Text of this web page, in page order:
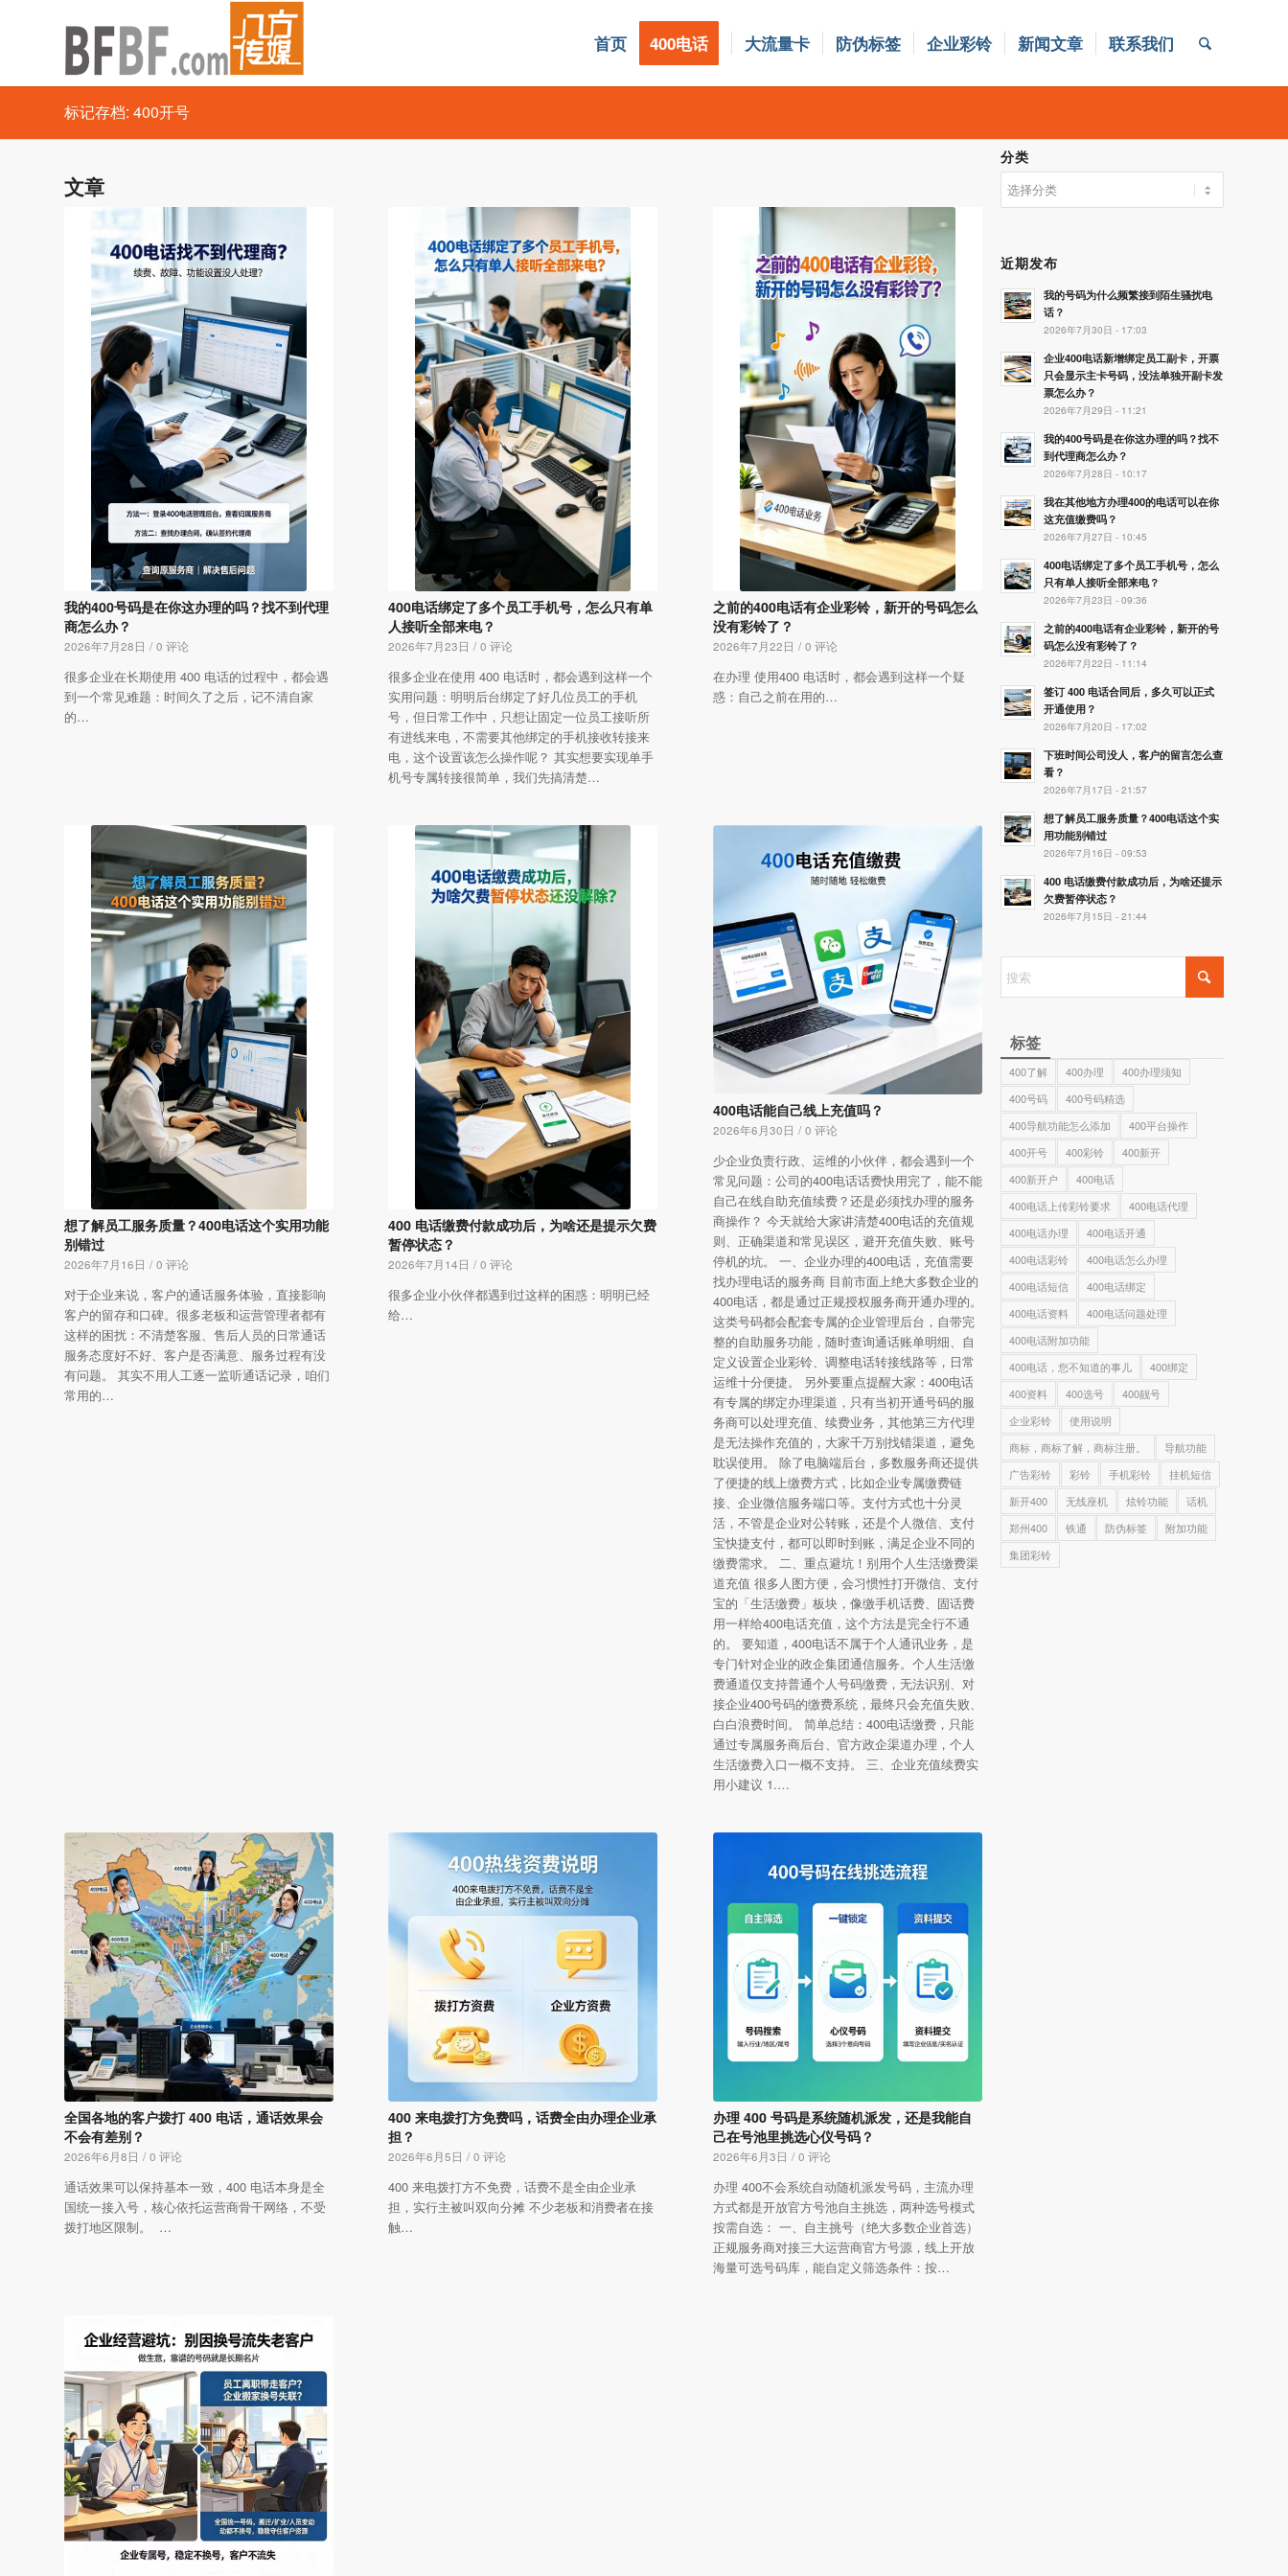
首页 400电话 大流量卡 防伪标签 企业彩铃 新闻文章 联系我们
标记存档: 400开号
文章
我的400号码是在你这办理的吗？找不到代理
商怎么办？
2026年7月28日 / 0 评论
很多企业在长期使用 400 电话的过程中，都会遇
到一个常见难题：时间久了之后，记不清自家
的…
400电话绑定了多个员工手机号，怎么只有单
人接听全部来电？
2026年7月23日 / 0 评论
很多企业在使用 400 电话时，都会遇到这样一个
实用问题：明明后台绑定了好几位员工的手机
号，但日常工作中，只想让固定一位员工接听所
有进线来电，不需要其他绑定的手机接收转接来
电，这个设置该怎么操作呢？ 其实想要实现单手
机号专属转接很简单，我们先搞清楚…
之前的400电话有企业彩铃，新开的号码怎么
没有彩铃了？
2026年7月22日 / 0 评论
在办理 使用400 电话时，都会遇到这样一个疑
惑：自己之前在用的…
想了解员工服务质量？400电话这个实用功能
别错过
2026年7月16日 / 0 评论
对于企业来说，客户的通话服务体验，直接影响
客户的留存和口碑。很多老板和运营管理者都有
这样的困扰：不清楚客服、售后人员的日常通话
服务态度好不好、客户是否满意、服务过程有没
有问题。 其实不用人工逐一监听通话记录，咱们
常用的…
400 电话缴费付款成功后，为啥还是提示欠费
暂停状态？
2026年7月14日 / 0 评论
很多企业小伙伴都遇到过这样的困惑：明明已经
给…
400电话能自己线上充值吗？
2026年6月30日 / 0 评论
少企业负责行政、运维的小伙伴，都会遇到一个
常见问题：公司的400电话话费快用完了，能不能
自己在线自助充值续费？还是必须找办理的服务
商操作？ 今天就给大家讲清楚400电话的充值规
则、正确渠道和常见误区，避开充值失败、账号
停机的坑。 一、企业办理的400电话，充值需要
找办理电话的服务商 目前市面上绝大多数企业的
400电话，都是通过正规授权服务商开通办理的。
这类号码都会配套专属的企业管理后台，自带完
整的自助服务功能，随时查询通话账单明细、自
定义设置企业彩铃、调整电话转接线路等，日常
运维十分便捷。 另外要重点提醒大家：400电话
有专属的绑定办理渠道，只有当初开通号码的服
务商可以处理充值、续费业务，其他第三方代理
是无法操作充值的，大家千万别找错渠道，避免
耽误使用。 除了电脑端后台，多数服务商还提供
了便捷的线上缴费方式，比如企业专属缴费链
接、企业微信服务端口等。支付方式也十分灵
活，不管是企业对公转账，还是个人微信、支付
宝快捷支付，都可以即时到账，满足企业不同的
缴费需求。 二、重点避坑！别用个人生活缴费渠
道充值 很多人图方便，会习惯性打开微信、支付
宝的「生活缴费」板块，像缴手机话费、固话费
用一样给400电话充值，这个方法是完全行不通
的。 要知道，400电话不属于个人通讯业务，是
专门针对企业的政企集团通信服务。个人生活缴
费通道仅支持普通个人号码缴费，无法识别、对
接企业400号码的缴费系统，最终只会充值失败、
白白浪费时间。 简单总结：400电话缴费，只能
通过专属服务商后台、官方政企渠道办理，个人
生活缴费入口一概不支持。 三、企业充值续费实
用小建议 1.…
全国各地的客户拨打 400 电话，通话效果会
不会有差别？
2026年6月8日 / 0 评论
通话效果可以保持基本一致，400 电话本身是全
国统一接入号，核心依托运营商骨干网络，不受
拨打地区限制。 …
400 来电拨打方免费吗，话费全由办理企业承
担？
2026年6月5日 / 0 评论
400 来电拨打方不免费，话费不是全由企业承
担，实行主被叫双向分摊 不少老板和消费者在接
触…
办理 400 号码是系统随机派发，还是我能自
己在号池里挑选心仪号码？
2026年6月3日 / 0 评论
办理 400不会系统自动随机派发号码，主流办理
方式都是开放官方号池自主挑选，两种选号模式
按需自选： 一、自主挑号（绝大多数企业首选）
正规服务商对接三大运营商官方号源，线上开放
海量可选号码库，能自定义筛选条件：按…
分类
类
近期发布
我的号码为什么频繁接到陌生骚扰电
话？
2026年7月30日 - 17:03
企业400电话新增绑定员工副卡，开票
只会显示主卡号码，没法单独开副卡发
票怎么办？
2026年7月29日 - 11:21
我的400号码是在你这办理的吗？找不
到代理商怎么办？
2026年7月28日 - 10:17
我在其他地方办理400的电话可以在你
这充值缴费吗？
2026年7月27日 - 10:45
400电话绑定了多个员工手机号，怎么
只有单人接听全部来电？
2026年7月23日 - 09:36
之前的400电话有企业彩铃，新开的号
码怎么没有彩铃了？
2026年7月22日 - 11:14
签订 400 电话合同后，多久可以正式
开通使用？
2026年7月20日 - 17:02
下班时间公司没人，客户的留言怎么查
看？
2026年7月17日 - 21:57
想了解员工服务质量？400电话这个实
用功能别错过
2026年7月16日 - 09:53
400 电话缴费付款成功后，为啥还提示
欠费暂停状态？
2026年7月15日 - 21:44
标签
400了解 400办理
400办理须知
400号码
400号码精选
400导航功能怎么添加
400平台操作
400开号
400彩铃
400新开
400新开户
400电话
400电话上传彩铃要求
400电话代理
400电话办理
400电话开通
400电话彩铃
400电话怎么办理
400电话短信
400电话绑定
400电话资料
400电话问题处理
400电话附加功能
400电话，您不知道的事儿
400绑定
400资料
400选号
400靓号
企业彩铃
使用说明
商标，商标了解，商标注册。
导航功能
广告彩铃
彩铃 手机彩铃
挂机短信
新开400
无线座机 炫铃功能
话机
郑州400
铁通 防伪标签
附加功能
集团彩铃